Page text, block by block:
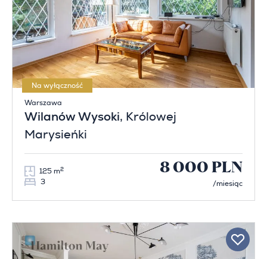
Na wyłączność
Warszawa
Wilanów Wysoki, Królowej
Marysieńki
125 m2
3
8 000 PLN
/miesiąc